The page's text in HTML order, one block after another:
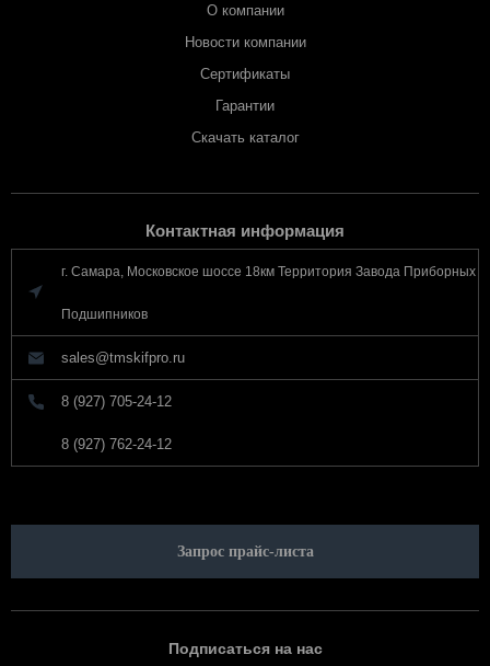
О компании
Новости компании
Сертификаты
Гарантии
Скачать каталог
Контактная информация
г. Самара, Московское шоссе 18км Территория Завода Приборных
Подшипников
sales@tmskifpro.ru
8 (927) 705-24-12
8 (927) 762-24-12
Запрос прайс-листа
Подписаться на нас